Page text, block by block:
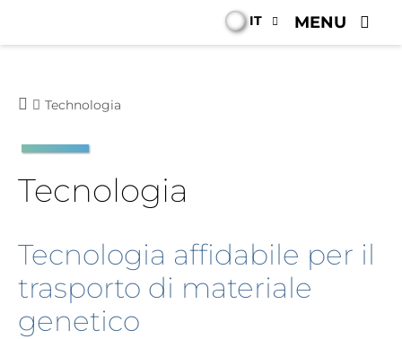
Technologia
Tecnologia
Tecnologia affidabile per il
trasporto di materiale
genetico
IT MENU